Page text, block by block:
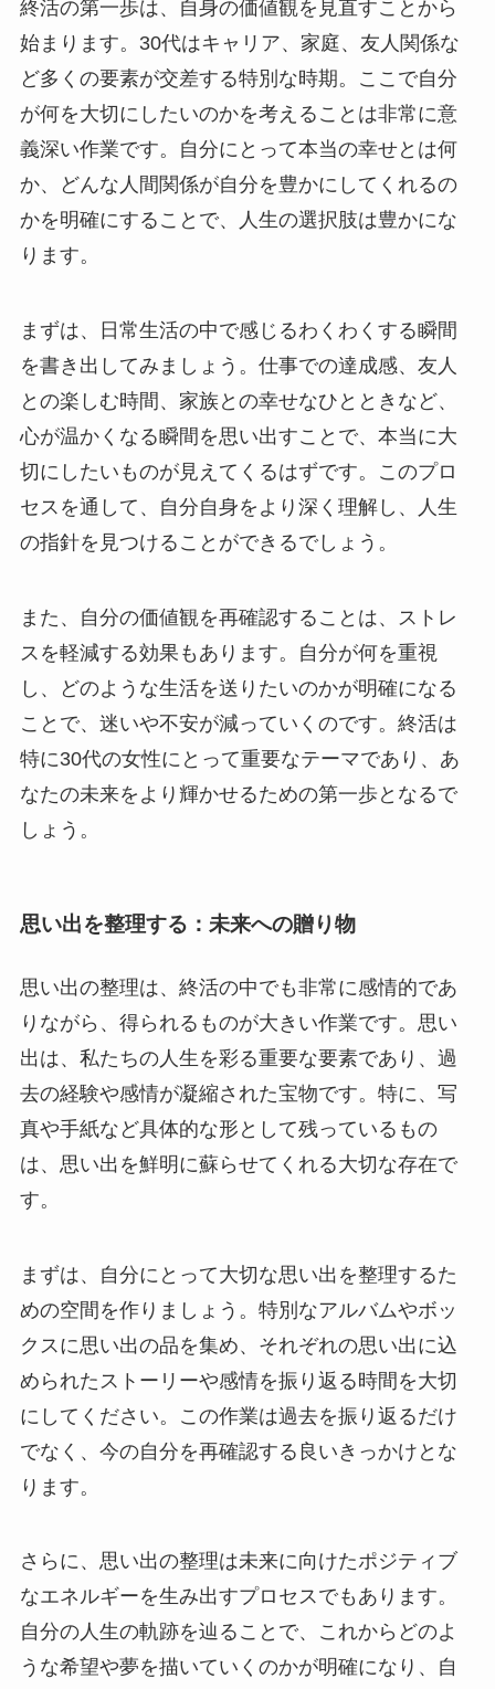
終活の第一歩は、自身の価値観を見直すことから
始まります。30代はキャリア、家庭、友人関係な
ど多くの要素が交差する特別な時期。ここで自分
が何を大切にしたいのかを考えることは非常に意
義深い作業です。自分にとって本当の幸せとは何
か、どんな人間関係が自分を豊かにしてくれるの
かを明確にすることで、人生の選択肢は豊かにな
ります。
まずは、日常生活の中で感じるわくわくする瞬間
を書き出してみましょう。仕事での達成感、友人
との楽しむ時間、家族との幸せなひとときなど、
心が温かくなる瞬間を思い出すことで、本当に大
切にしたいものが見えてくるはずです。このプロ
セスを通して、自分自身をより深く理解し、人生
の指針を見つけることができるでしょう。
また、自分の価値観を再確認することは、ストレ
スを軽減する効果もあります。自分が何を重視
し、どのような生活を送りたいのかが明確になる
ことで、迷いや不安が減っていくのです。終活は
特に30代の女性にとって重要なテーマであり、あ
なたの未来をより輝かせるための第一歩となるで
しょう。
思い出を整理する：未来への贈り物
思い出の整理は、終活の中でも非常に感情的であ
りながら、得られるものが大きい作業です。思い
出は、私たちの人生を彩る重要な要素であり、過
去の経験や感情が凝縮された宝物です。特に、写
真や手紙など具体的な形として残っているもの
は、思い出を鮮明に蘇らせてくれる大切な存在で
す。
まずは、自分にとって大切な思い出を整理するた
めの空間を作りましょう。特別なアルバムやボッ
クスに思い出の品を集め、それぞれの思い出に込
められたストーリーや感情を振り返る時間を大切
にしてください。この作業は過去を振り返るだけ
でなく、今の自分を再確認する良いきっかけとな
ります。
さらに、思い出の整理は未来に向けたポジティブ
なエネルギーを生み出すプロセスでもあります。
自分の人生の軌跡を辿ることで、これからどのよ
うな希望や夢を描いていくのかが明確になり、自